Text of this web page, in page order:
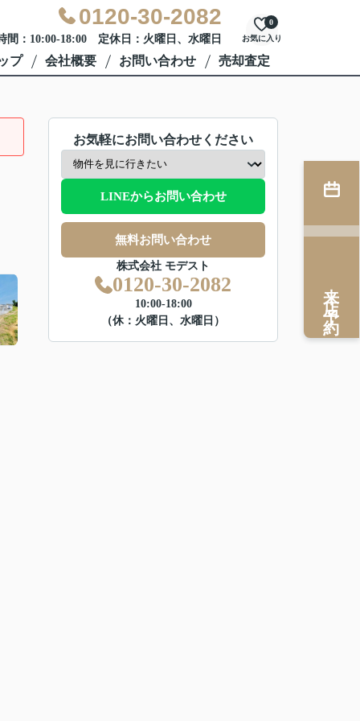
0120-30-2082
間：10:00-18:00 定休日：火曜日、水曜日 お気に入り
0
プ 会社概要 お問い合わせ 売却査定
お気軽にお問い合わせください
LINEからお問い合わせ
無料お問い合わせ
株式会社 モデスト
0120-30-2082
10:00-18:00
（休：火曜日、水曜日）
来店予約